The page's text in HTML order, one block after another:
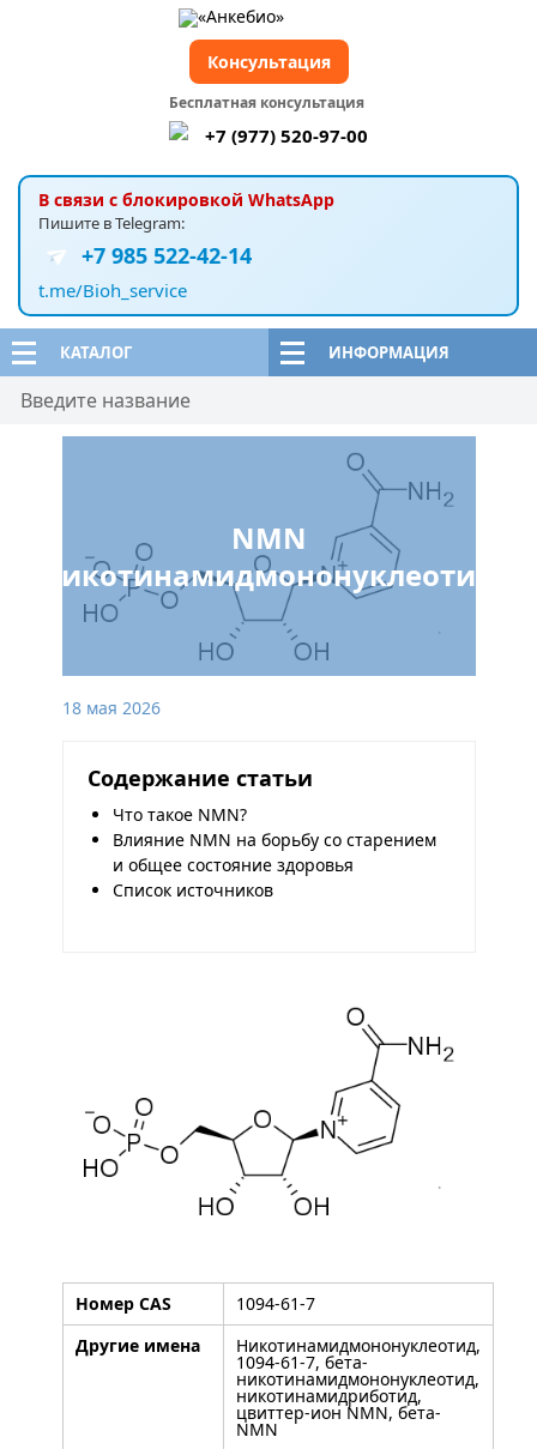
КАТАЛОГ ИНФОРМАЦИЯ
В связи с блокировкой WhatsApp
Пишите в Telegram:
+7 985 522-42-14
t.me/Bioh_service
Бесплатная консультация
+7 (977) 520-97-00
Консультация
NMN
(никотинамидмононуклеотид)
18 мая 2026
Содержание статьи
Что такое NMN?
Влияние NMN на борьбу со старением
и общее состояние здоровья
Список источников
Номер CAS
1094-61-7
Другие имена
Никотинамидмононуклеотид,
1094-61-7, бета-
никотинамидмононуклеотид,
никотинамидриботид,
цвиттер-ион NMN, бета-
NMN